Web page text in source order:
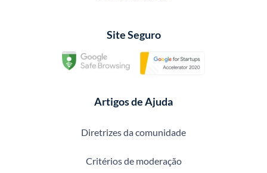
Site Seguro
Artigos de Ajuda
Diretrizes da comunidade
Critérios de moderação